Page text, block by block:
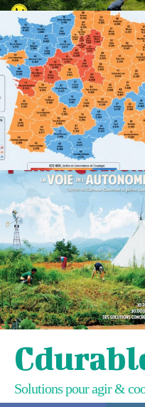
Solutions pour agir &